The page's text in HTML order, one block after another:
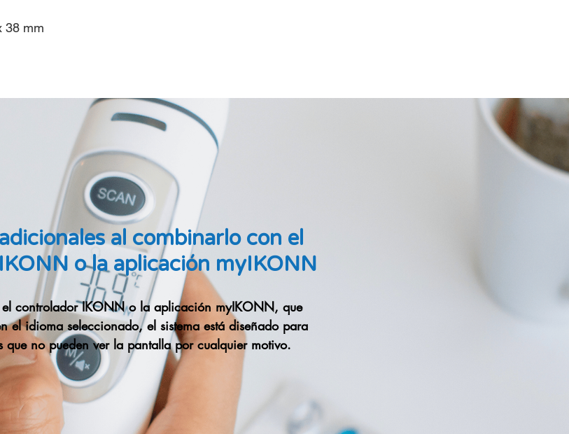
38 mm
al combinarlo con el
o la aplicación myIKONN
controlador IKONN o la aplicación myIKONN, que
el idioma seleccionado, el sistema está diseñado para
que no pueden ver la pantalla por cualquier motivo.